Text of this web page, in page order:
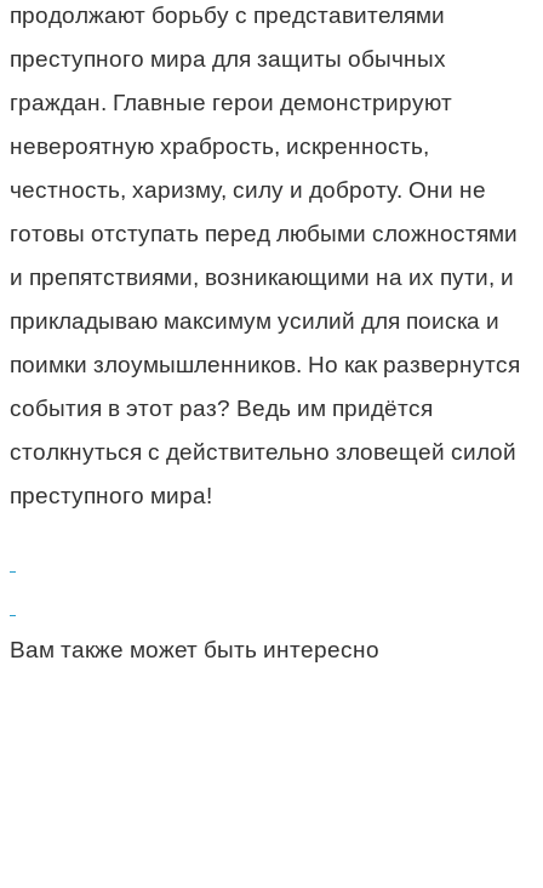
продолжают борьбу с представителями
преступного мира для защиты обычных
граждан. Главные герои демонстрируют
невероятную храбрость, искренность,
честность, харизму, силу и доброту. Они не
готовы отступать перед любыми сложностями
и препятствиями, возникающими на их пути, и
прикладываю максимум усилий для поиска и
поимки злоумышленников. Но как развернутся
события в этот раз? Ведь им придётся
столкнуться с действительно зловещей силой
преступного мира!
Вам также может быть интересно